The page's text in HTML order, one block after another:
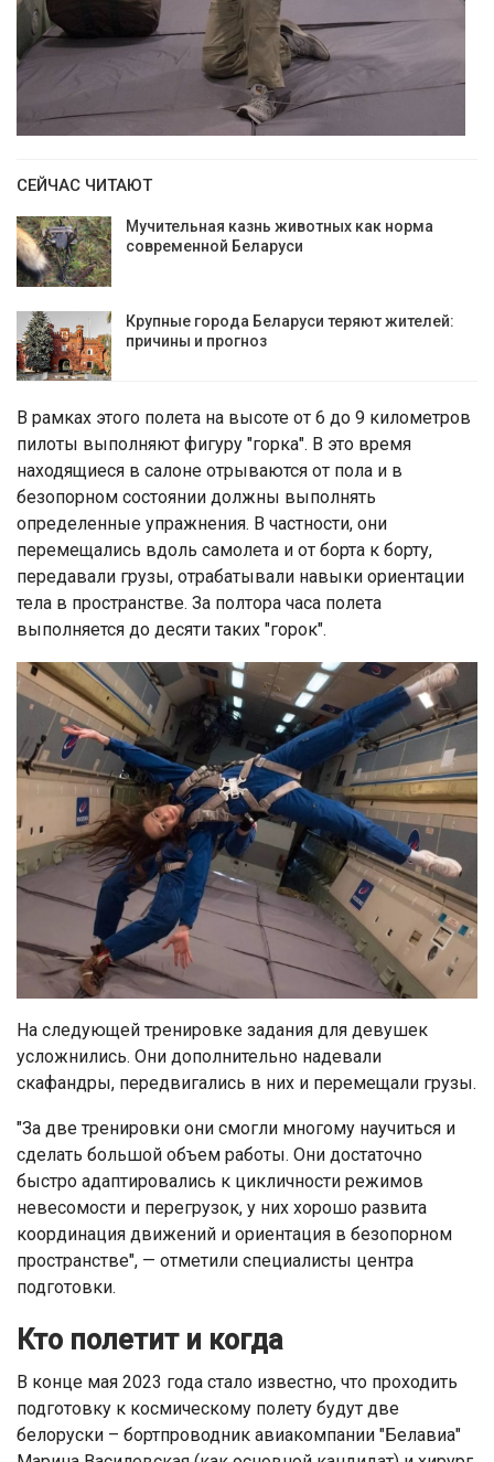
СЕЙЧАС ЧИТАЮТ
Мучительная казнь животных как норма
современной Беларуси
Крупные города Беларуси теряют жителей:
причины и прогноз
В рамках этого полета на высоте от 6 до 9 километров
пилоты выполняют фигуру "горка". В это время
находящиеся в салоне отрываются от пола и в
безопорном состоянии должны выполнять
определенные упражнения. В частности, они
перемещались вдоль самолета и от борта к борту,
передавали грузы, отрабатывали навыки ориентации
тела в пространстве. За полтора часа полета
выполняется до десяти таких "горок".
На следующей тренировке задания для девушек
усложнились. Они дополнительно надевали
скафандры, передвигались в них и перемещали грузы.
"За две тренировки они смогли многому научиться и
сделать большой объем работы. Они достаточно
быстро адаптировались к цикличности режимов
невесомости и перегрузок, у них хорошо развита
координация движений и ориентация в безопорном
пространстве", — отметили специалисты центра
подготовки.
Кто полетит и когда
В конце мая 2023 года стало известно, что проходить
подготовку к космическому полету будут две
белоруски – бортпроводник авиакомпании "Белавиа"